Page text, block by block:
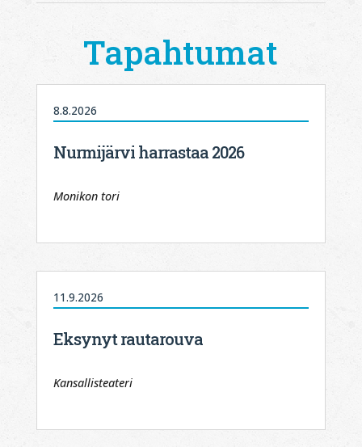
Tapahtumat
8.8.2026
Nurmijärvi harrastaa 2026
Monikon tori
11.9.2026
Eksynyt rautarouva
Kansallisteateri